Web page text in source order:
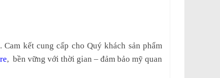
kết cung cấp cho Quý khách sản phẩm
, bền vững với thời gian – đảm bảo mỹ quan